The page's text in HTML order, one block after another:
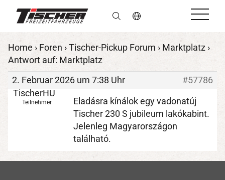
de
Home › Foren ›Tischer-Pickup Forum › Marktplatz ›
Antwort auf: Marktplatz
2. Februar 2026 um 7:38 Uhr
#57786
TischerHU
Teilnehmer
Eladásra kínálok egy vadonatúj
Tischer 230 S jubileum lakókabint.
Jelenleg Magyarországon
található.